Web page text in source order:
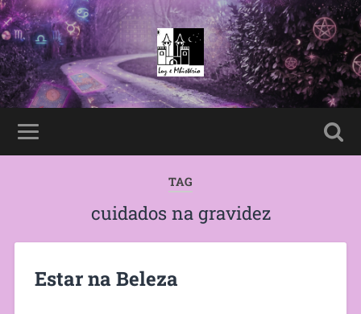
TAG
cuidados na gravidez
Estar na Beleza